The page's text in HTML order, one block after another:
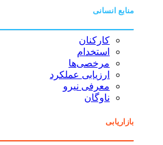
منابع انسانی
کارکنان
استخدام
مرخصی‌ها
ارزیابی عملکرد
معرفی نیرو
ناوگان
بازاریابی